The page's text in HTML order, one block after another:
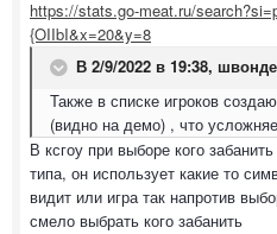
https://stats.go-meat.ru/
{OIIbI&x=20&y=8
В 2/9/2022 в 19:38,
Также в списке игроков
(видно на демо) , что
В ксгоу при выборе кого
типа, он использует какие то
видит или игра так напротив
смело выбрать кого забанить